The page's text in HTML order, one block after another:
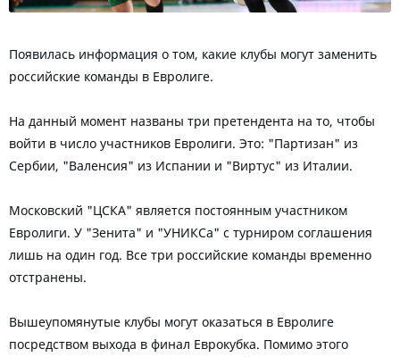
Появилась информация о том, какие клубы могут заменить
российские команды в Евролиге.
На данный момент названы три претендента на то, чтобы
войти в число участников Евролиги. Это: "Партизан" из
Сербии, "Валенсия" из Испании и "Виртус" из Италии.
Московский "ЦСКА" является постоянным участником
Евролиги. У "Зенита" и "УНИКСа" с турниром соглашения
лишь на один год. Все три российские команды временно
отстранены.
Вышеупомянутые клубы могут оказаться в Евролиге
посредством выхода в финал Еврокубка. Помимо этого